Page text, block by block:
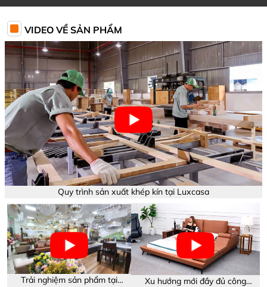
VIDEO VỀ SẢN PHẨM
Quy trình sản xuất khép kín tại Luxcasa
Trải nghiệm sản phẩm tại
Xu hướng mới đầy đủ công